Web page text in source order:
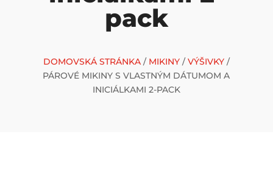
pack
DOMOVSKÁ STRÁNKA/ MIKINY/VÝŠIVKY/
PÁROVÉ MIKINY S VLASTNÝM DÁTUMOM A
INICIÁLKAMI 2-PACK